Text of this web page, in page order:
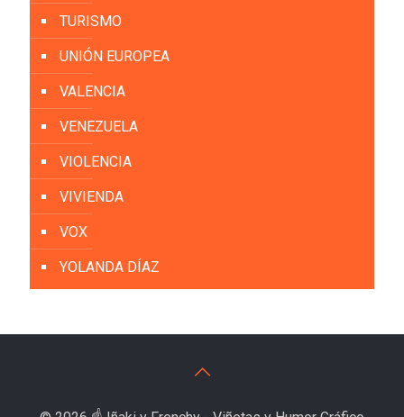
TURISMO
UNIÓN EUROPEA
VALENCIA
VENEZUELA
VIOLENCIA
VIVIENDA
VOX
YOLANDA DÍAZ